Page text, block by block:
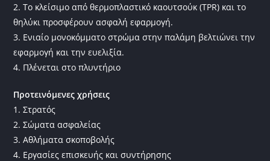
2. Το κλείσιμο από θερμοπλαστικό καουτσούκ (TPR) και το
θηλύκι προσφέρουν ασφαλή εφαρμογή.
3. Ενιαίο μονοκόμματο στρώμα στην παλάμη βελτιώνει την
εφαρμογή και την ευελιξία.
4. Πλένεται στο πλυντήριο
Προτεινόμενες χρήσεις
1. Στρατός
2. Σώματα ασφαλείας
3. Αθλήματα σκοποβολής
4. Εργασίες επισκευής και συντήρησης